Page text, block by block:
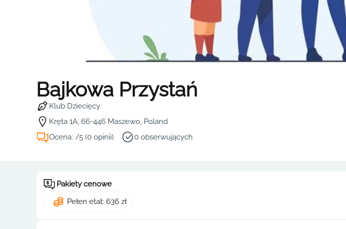
Bajkowa Przystań
Klub Dziecięcy
Kręta 1A, 66-446 Maszewo, Poland
Ocena: /5 (0 opinii)
0 obserwujących
Pakiety cenowe
Pełen etat: 636 zł